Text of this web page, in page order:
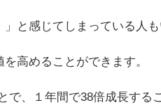
」と感じてしまっている人も
高めることができます。
で、１年間で38倍成長する